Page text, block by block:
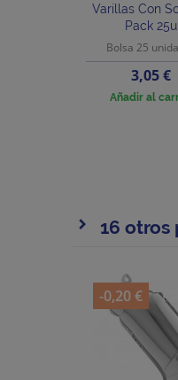
Varillas Con
Pack 25u
Bolsa 25
Precio
3,05 €
Añadir al
16
-0,20 €